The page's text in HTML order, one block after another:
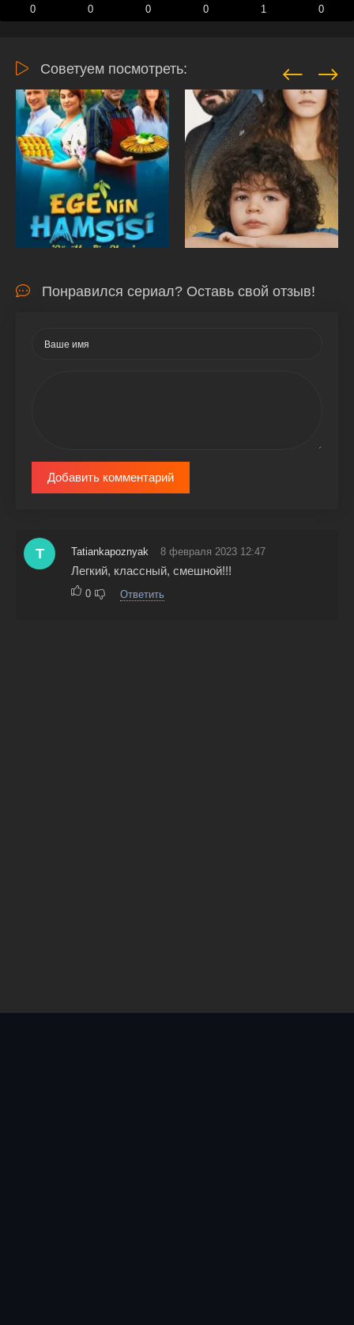
0 0 0 0 1 0
Советуем посмотреть:
Понравился сериал? Оставь свой отзыв!
Добавить комментарий
T Tatiankapoznyak 8 февраля 2023 12:47
Легкий, классный, смешной!!!
0 Ответить